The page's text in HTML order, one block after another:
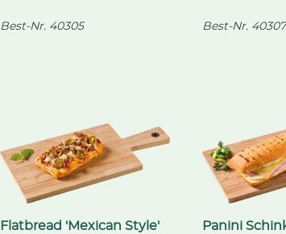
Best-Nr. 40305
Best-Nr. 40307
Flatbread 'Mexican Style' Panini